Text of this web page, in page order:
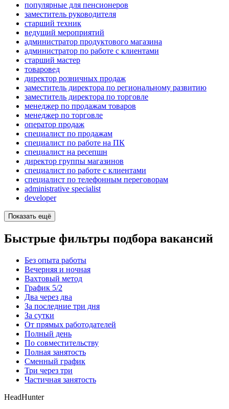
популярные для пенсионеров
заместитель руководителя
старший техник
ведущий мероприятий
администратор продуктового магазина
администратор по работе с клиентами
старший мастер
товаровед
директор розничных продаж
заместитель директора по региональному развитию
заместитель директора по торговле
менеджер по продажам товаров
менеджер по торговле
оператор продаж
специалист по продажам
специалист по работе на ПК
специалист на ресепшн
директор группы магазинов
специалист по работе с клиентами
специалист по телефонным переговорам
administrative specialist
developer
Показать ещё
Быстрые фильтры подбора вакансий
Без опыта работы
Вечерняя и ночная
Вахтовый метод
График 5/2
Два через два
За последние три дня
За сутки
От прямых работодателей
Полный день
По совместительству
Полная занятость
Сменный график
Три через три
Частичная занятость
HeadHunter